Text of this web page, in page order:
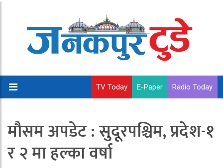
TV Today E-Paper Radio Today
मौसम अपडेट : सुदूरपश्चिम, प्रदेश-१
र २ मा हल्का वर्षा